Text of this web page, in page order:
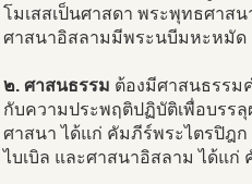
โมเสสเป็นศาสดา พระพุทธศาส
ศาสนาอิสลามมีพระนบีมหะหมัด
๒. ศาสนธรรม ต้องมีศาสนธรรม
กับความประพฤติปฏิบัติเพื่อบรร
ศาสนา ได้แก่ คัมภีร์พระไตรปิฎก
ไบเบิล และศาสนาอิสลาม ได้แก่